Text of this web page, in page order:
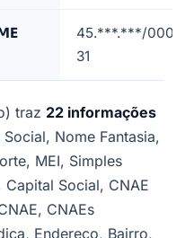
45.***.***/0001-
31
traz 22 informações
Social, Nome Fantasia,
MEI, Simples
Social, CNAE
CNAEs
Endereço, Bairro,